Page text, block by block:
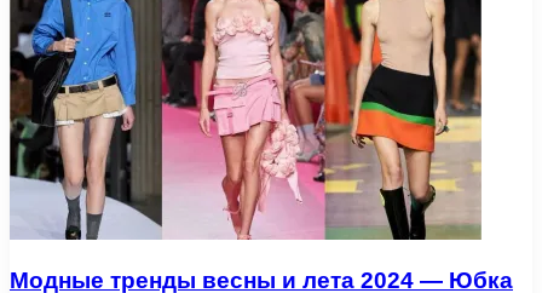
Модные тренды весны и лета 2024 — Юбка